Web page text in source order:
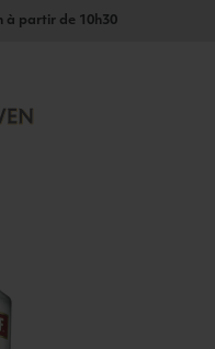
à partir de 10h30